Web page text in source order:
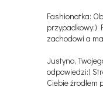
Fashionatka:
przypadkowy:)
zachodowi a
Justyno,
odpowiedzi:)
Ciebie źrodłem